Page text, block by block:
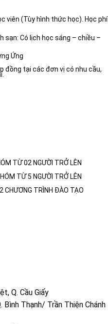
viên (Tùy hình thức học). Học phí
sạn: Có lịch học sáng – chiều –
Ứng
đồng tại các đơn vị có nhu cầu,
TỪ 02 NGƯỜI TRỞ LÊN
TỪ 5 NGƯỜI TRỞ LÊN
CHƯƠNG TRÌNH ĐÀO TẠO
Q. Cầu Giấy
Bình Thạnh/ Trần Thiện Chánh